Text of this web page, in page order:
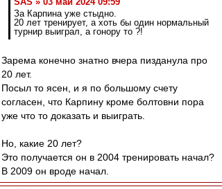
За Карпина уже стыдно.
20 лет тренирует, а хоть бы один нормальный
турнир выиграл, а гонору то ?!
Зарема конечно знатно вчера пизданула про
20 лет.
Посыл то ясен, и я по большому счету
согласен, что Карпину кроме болтовни пора
уже что то доказать и выиграть.
Но, какие 20 лет?
Это получается он в 2004 тренировать начал?
В 2009 он вроде начал.